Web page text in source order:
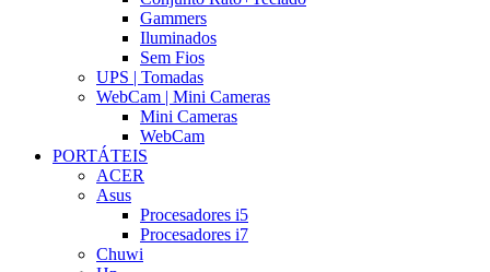
Gammers
Iluminados
Sem Fios
UPS | Tomadas
WebCam | Mini Cameras
Mini Cameras
WebCam
PORTÁTEIS
ACER
Asus
Procesadores i5
Procesadores i7
Chuwi